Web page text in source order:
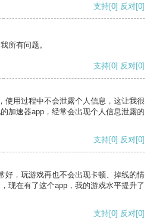
支持[0] 反对[0]
所有问题。
支持[0] 反对[0]
使用过程中不会泄露个人信息，这让我很
加速器app，经常会出现个人信息泄露的
支持[0] 反对[0]
好，玩游戏再也不会出现卡顿、掉线的情
现在有了这个app，我的游戏水平提升了
支持[0] 反对[0]